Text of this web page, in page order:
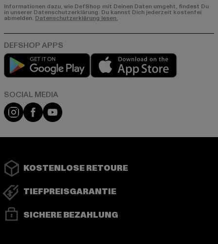
Informationen dazu, wie DefShop mit Deinen Daten umgeht, findest Du
in unserer Datenschutzerklärung. Du kannst Dich jederzeit kostenfei
abmelden. Datenschutzerklärung lesen.
Play market
Instagram
FacebookYouTube
KOSTENLOSE RETOURE
TIEFPREISGARANTIE
SICHERE BEZAHLUNG